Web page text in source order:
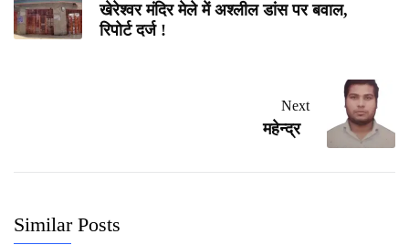
खेरेश्वर मंदिर मेले में अश्लील डांस पर बवाल,
रिपोर्ट दर्ज !
Next
महेन्द्र
Similar Posts